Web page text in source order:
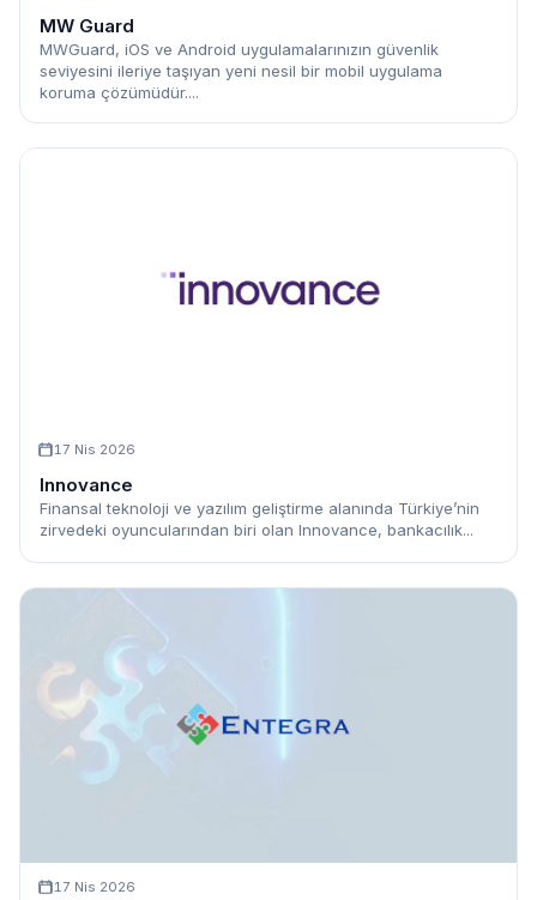
MW Guard
MWGuard, iOS ve Android uygulamalarınızın güvenlik
seviyesini ileriye taşıyan yeni nesil bir mobil uygulama
koruma çözümüdür....
17 Nis 2026
Innovance
Finansal teknoloji ve yazılım geliştirme alanında Türkiye’nin
zirvedeki oyuncularından biri olan Innovance, bankacılık...
17 Nis 2026